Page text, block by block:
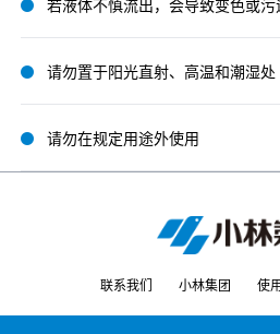
若液体不慎流出，会导致变色或
请勿置于阳光直射、高温和潮湿处
请勿在规定用途外使用
联系我们 小林集团 使